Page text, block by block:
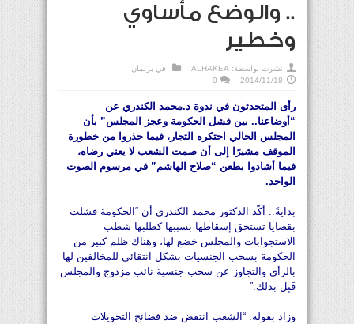
.. والوضع مأساوي
وخطير
نشرت بواسطة: ALHAKEA في برلمان
2014/11/18
0
رأى المتحدثون في ندوة د.محمد الكندري عن
“أوضاعنا.. بين فشل الحكومة وعجز المجلس” بأن
المجلس الحالي احتكره التجار، فيما حذروا من خطورة
الموقف مشيرًا إلى أن صمت الشعب لا يعني رضاه،
فيما أشادوا بطعن “صلاح الهاشم” في مرسوم الصوت
الواحد.
بدايةً.. أكّد الدكتور محمد الكندري أن “الحكومة فشلت
بقضايا تستحق إسقاطها بسببها كطلبها شطب
الاستجوابات والمجلس خضع لها، وهناك ظلم كبير من
الحكومة بسحب الجنسيات بشكل انتقائي للمخالفين لها
بالرأي والتجاوز عن سحب جنسية نائب مزدوج والمجلس
قَبِل بذلك.”
وزاد بقوله: “الشعب انتفض ضد فضائح التحويلات